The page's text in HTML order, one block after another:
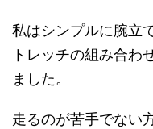
私はシンプルに腕立
トレッチの組み合わ
ました。
走るのが苦手でない